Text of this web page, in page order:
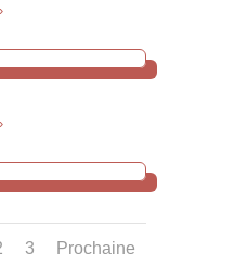
3 Prochaine